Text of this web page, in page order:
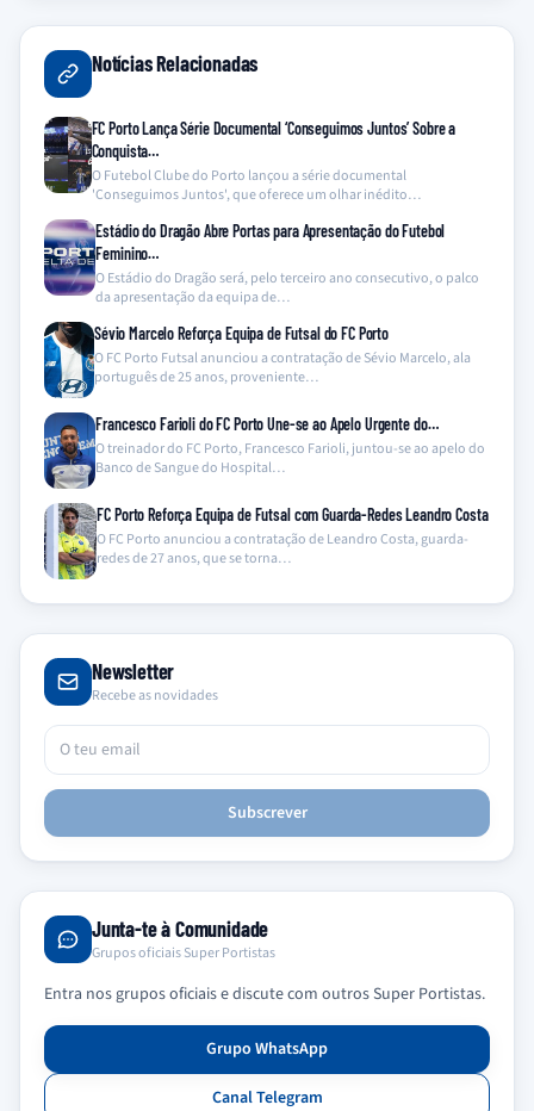
Notícias Relacionadas
FC Porto Lança Série Documental ‘Conseguimos Juntos’ Sobre a
Conquista…
O Futebol Clube do Porto lançou a série documental
'Conseguimos Juntos', que oferece um olhar inédito…
Estádio do Dragão Abre Portas para Apresentação do Futebol
Feminino…
O Estádio do Dragão será, pelo terceiro ano consecutivo, o palco
da apresentação da equipa de…
Sévio Marcelo Reforça Equipa de Futsal do FC Porto
O FC Porto Futsal anunciou a contratação de Sévio Marcelo, ala
português de 25 anos, proveniente…
Francesco Farioli do FC Porto Une-se ao Apelo Urgente do…
O treinador do FC Porto, Francesco Farioli, juntou-se ao apelo do
Banco de Sangue do Hospital…
FC Porto Reforça Equipa de Futsal com Guarda-Redes Leandro Costa
O FC Porto anunciou a contratação de Leandro Costa, guarda-
redes de 27 anos, que se torna…
Newsletter
Recebe as novidades
Subscrever
Junta-te à Comunidade
Grupos oficiais Super Portistas
Entra nos grupos oficiais e discute com outros Super Portistas.
Grupo WhatsApp
Canal Telegram